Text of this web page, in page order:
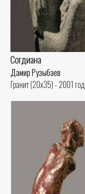
Согдиана
Дамир Рузыбаев
Гранит (20x35) - 2001 год